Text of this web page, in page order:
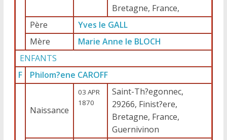
Bretagne, France,
Père
Yves le GALL
Mère
Marie Anne le BLOCH
ENFANTS
F
Philom?ene CAROFF
Naissance
03 APR
1870
Saint-Th?egonnec,
29266, Finist?ere,
Bretagne, France,
Guernivinon